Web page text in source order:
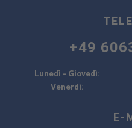
+49
Lunedì - Giovedì:
Venerdì:
E-